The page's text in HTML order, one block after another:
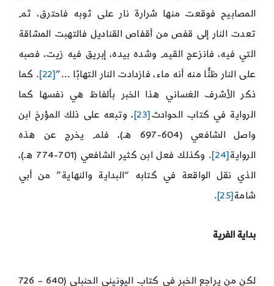
المصابيح فوقعت منها شرارة نار على ثوبه فاحترق، ثم
تعدت النار إلى قفص من أقفاص القناديل فالتهبت المشاقة
التي فيه، فانزعج القيم وشده بيده، إبريق فيه زيت، فصبه
على النار ظنًّا منه أنه ماء، فازدادت النار التهابًا …”[22]
. كما
ذكر الأشرف الغساني هذا الخبر بألفاظ هي نفسها كما
الرواية في كتاب الحوادث[23]
، وتبعه على ذلك المؤرخ ابن
واصل الشافعي (604-697 هـ)، فلم يخرج عن هذه
الرواية[24]
. وكذلك فعل ابن كثير الشافعي (701-774 هـ)،
الذي نقل الواقعة في كتابه “البداية والنهاية” من أبي
شامة[25]
.
بداية الفرية
لكن من يراجع الخبر في كتاب اليونيني الحنبلي (640 – 726